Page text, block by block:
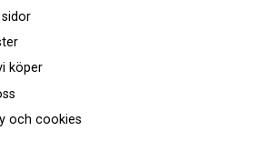
sidor
köper
och cookies